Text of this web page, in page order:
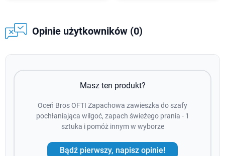
Opinie użytkowników (0)
Masz ten produkt?
Oceń Bros OFTI Zapachowa zawieszka do szafy
pochłaniająca wilgoć, zapach świeżego prania - 1
sztuka i pomóż innym w wyborze
Bądź pierwszy, napisz opinie!